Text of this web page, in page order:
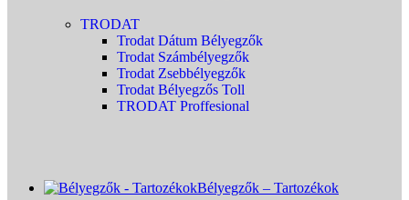
TRODAT
Trodat Dátum Bélyegzők
Trodat Számbélyegzők
Trodat Zsebbélyegzők
Trodat Bélyegzős Toll
TRODAT Proffesional
Bélyegzők – Tartozékok